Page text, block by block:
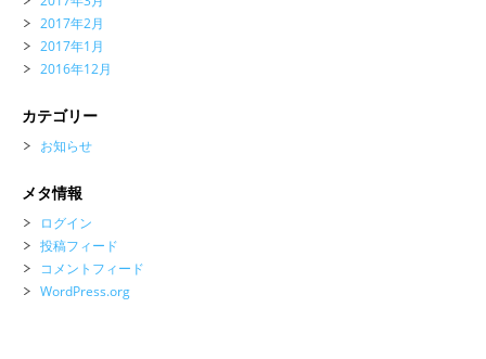
2017年2月
2017年1月
2016年12月
カテゴリー
お知らせ
メタ情報
ログイン
投稿フィード
コメントフィード
WordPress.org